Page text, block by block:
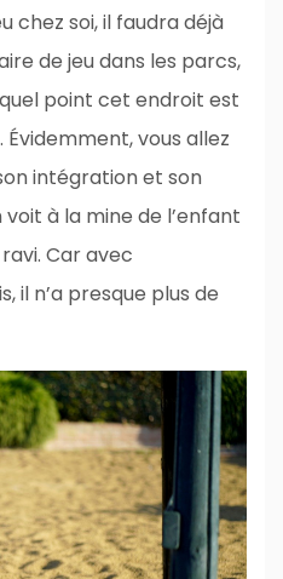
chez soi, il faudra déjà
de jeu dans les parcs,
point cet endroit est
vous allez
intégration et son
à la mine de l’enfant
Car avec
il n’a presque plus de